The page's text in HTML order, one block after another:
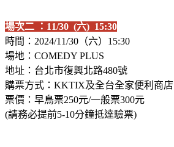
場次二 ：11/30 (六) 15:30
時間：2024/11/30（六）15:30
場地：COMEDY PLUS
地址：台北市復興北路480號
購票方式：KKTIX及全台全家便利商店
票價：早鳥票250元/一般票300元
(請務必提前5-10分鐘抵達驗票)